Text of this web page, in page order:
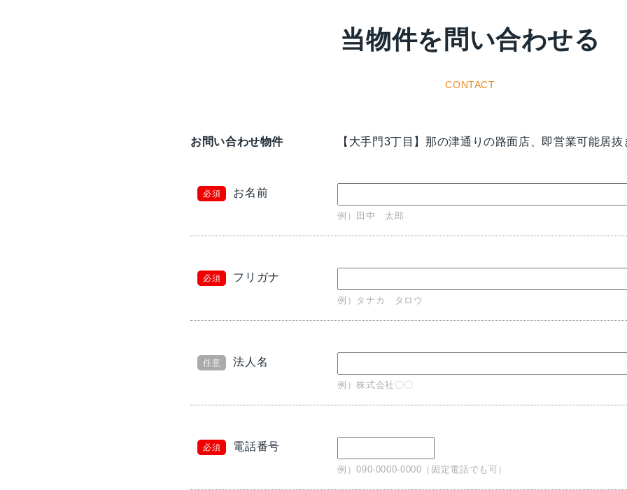
当物件を問い合わせる
CONTACT
お問い合わせ物件 【大手門3丁目】那の津通りの路面店、即営業可能居抜
必須 お名前
例）田中 太郎
必須 フリガナ
例）タナカ タロウ
任意 法人名
例）株式会社〇〇
必須 電話番号
例）090-0000-0000（固定電話でも可）